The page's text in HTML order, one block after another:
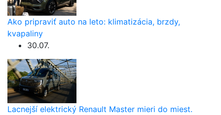
Ako pripraviť auto na leto: klimatizácia, brzdy,
kvapaliny
30.07.
Lacnejší elektrický Renault Master mieri do miest.